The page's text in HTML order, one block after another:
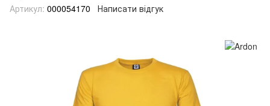
Артикул: 000054170 Написати відгук